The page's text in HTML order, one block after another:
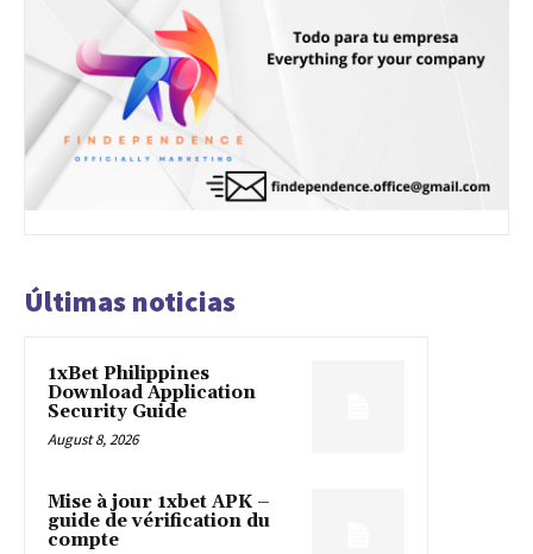
Últimas noticias
1xBet Philippines
Download Application
Security Guide
August 8, 2026
Mise à jour 1xbet APK –
guide de vérification du
compte